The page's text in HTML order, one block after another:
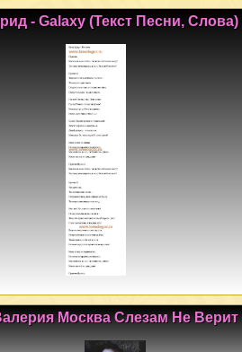
- Galaxy (Текст Песни, Слова)
Москва Слезам Не Верит